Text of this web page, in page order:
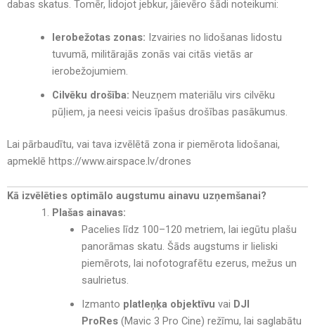
dabas skatus. Tomēr, lidojot jebkur, jāievēro šādi noteikumi:
Ierobežotas zonas: Izvairies no lidošanas lidostu
tuvumā, militārajās zonās vai citās vietās ar
ierobežojumiem.
Cilvēku drošība: Neuzņem materiālu virs cilvēku
pūļiem, ja neesi veicis īpašus drošības pasākumus.
Lai pārbaudītu, vai tava izvēlētā zona ir piemērota lidošanai,
apmeklē https://www.airspace.lv/drones
Kā izvēlēties optimālo augstumu ainavu uzņemšanai?
Plašas ainavas:
Pacelies līdz 100–120 metriem, lai iegūtu plašu
panorāmas skatu. Šāds augstums ir lieliski
piemērots, lai nofotografētu ezerus, mežus un
saulrietus.
Izmanto platleņķa objektīvu vai DJI
ProRes(Mavic 3 Pro Cine) režīmu, lai saglabātu